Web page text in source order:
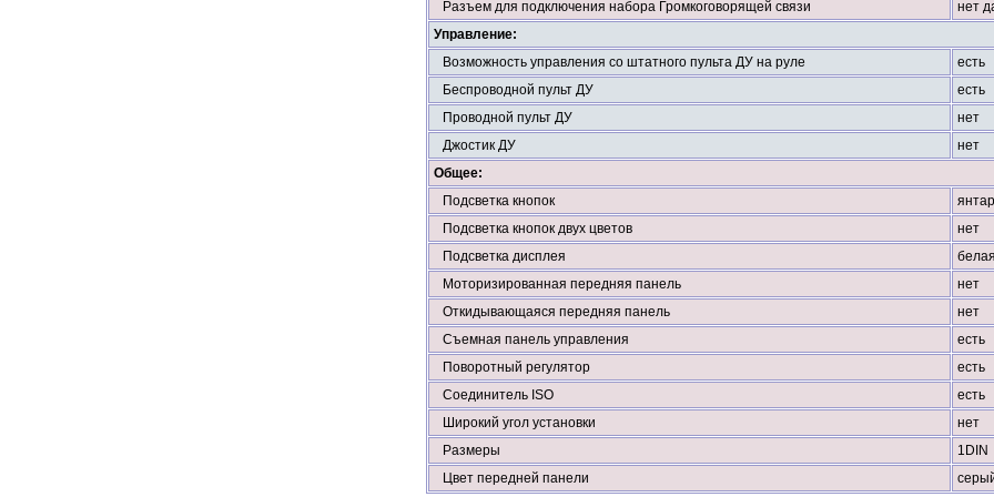
Разъем для подключения набора Громкоговорящей связи
нет
Управление:
Возможность управления со штатного пульта ДУ на руле
есть
Беспроводной пульт ДУ
есть
Проводной пульт ДУ
нет
Джостик ДУ
нет
Общее:
Подсветка кнопок
Подсветка кнопок двух цветов
нет
Подсветка дисплея
Моторизированная передняя панель
нет
Откидывающаяся передняя панель
нет
Съемная панель управления
есть
Поворотный регулятор
есть
Соединитель ISO
есть
Широкий угол установки
нет
Размеры
1DIN
Цвет передней панели